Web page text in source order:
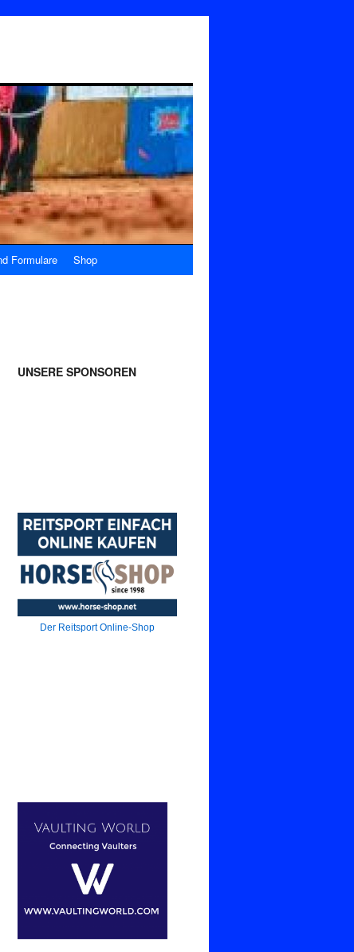
Formulare Shop
UNSERE SPONSOREN
Der Reitsport Online-Shop